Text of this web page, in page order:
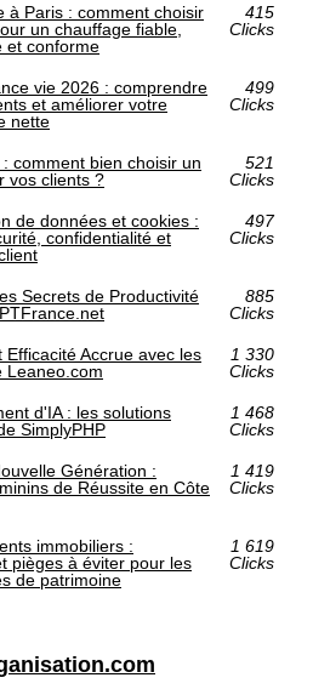
à Paris : comment choisir
un chauffage fiable,
et conforme
415
Clicks
vie 2026 : comprendre
et améliorer votre
nette
499
Clicks
: comment bien choisir un
vos clients ?
521
Clicks
de données et cookies :
confidentialité et
497
Clicks
Secrets de Productivité
885
Clicks
Efficacité Accrue avec les
Leaneo.com
1 330
Clicks
d'IA : les solutions
SimplyPHP
1 468
Clicks
Génération :
de Réussite en Côte
1 419
Clicks
immobiliers :
pièges à éviter pour les
de patrimoine
1 619
Clicks